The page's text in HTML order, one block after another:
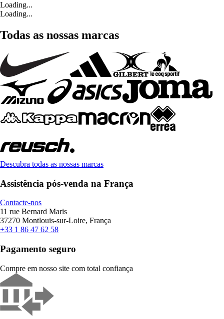
Loading...
Loading...
Todas as nossas marcas
Descubra todas as nossas marcas
Assistência pós-venda na França
Contacte-nos
11 rue Bernard Maris
37270 Montlouis-sur-Loire, França
+33 1 86 47 62 58
Pagamento seguro
Compre em nosso site com total confiança